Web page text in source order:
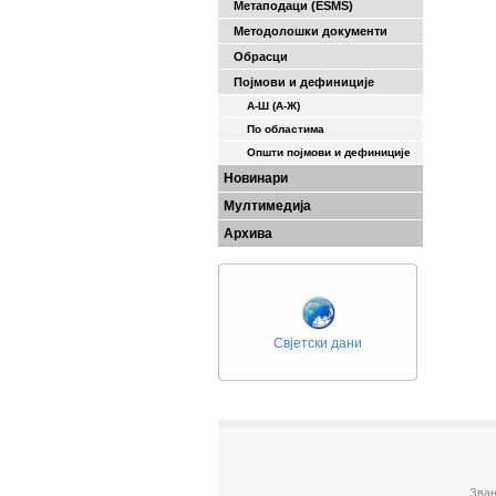
Метаподаци (ESMS)
Методолошки документи
Обрасци
Појмови и дефиниције
А-Ш (A-Ж)
По областима
Општи појмови и дефиниције
Новинари
Мултимедија
Архива
Свјетски дани